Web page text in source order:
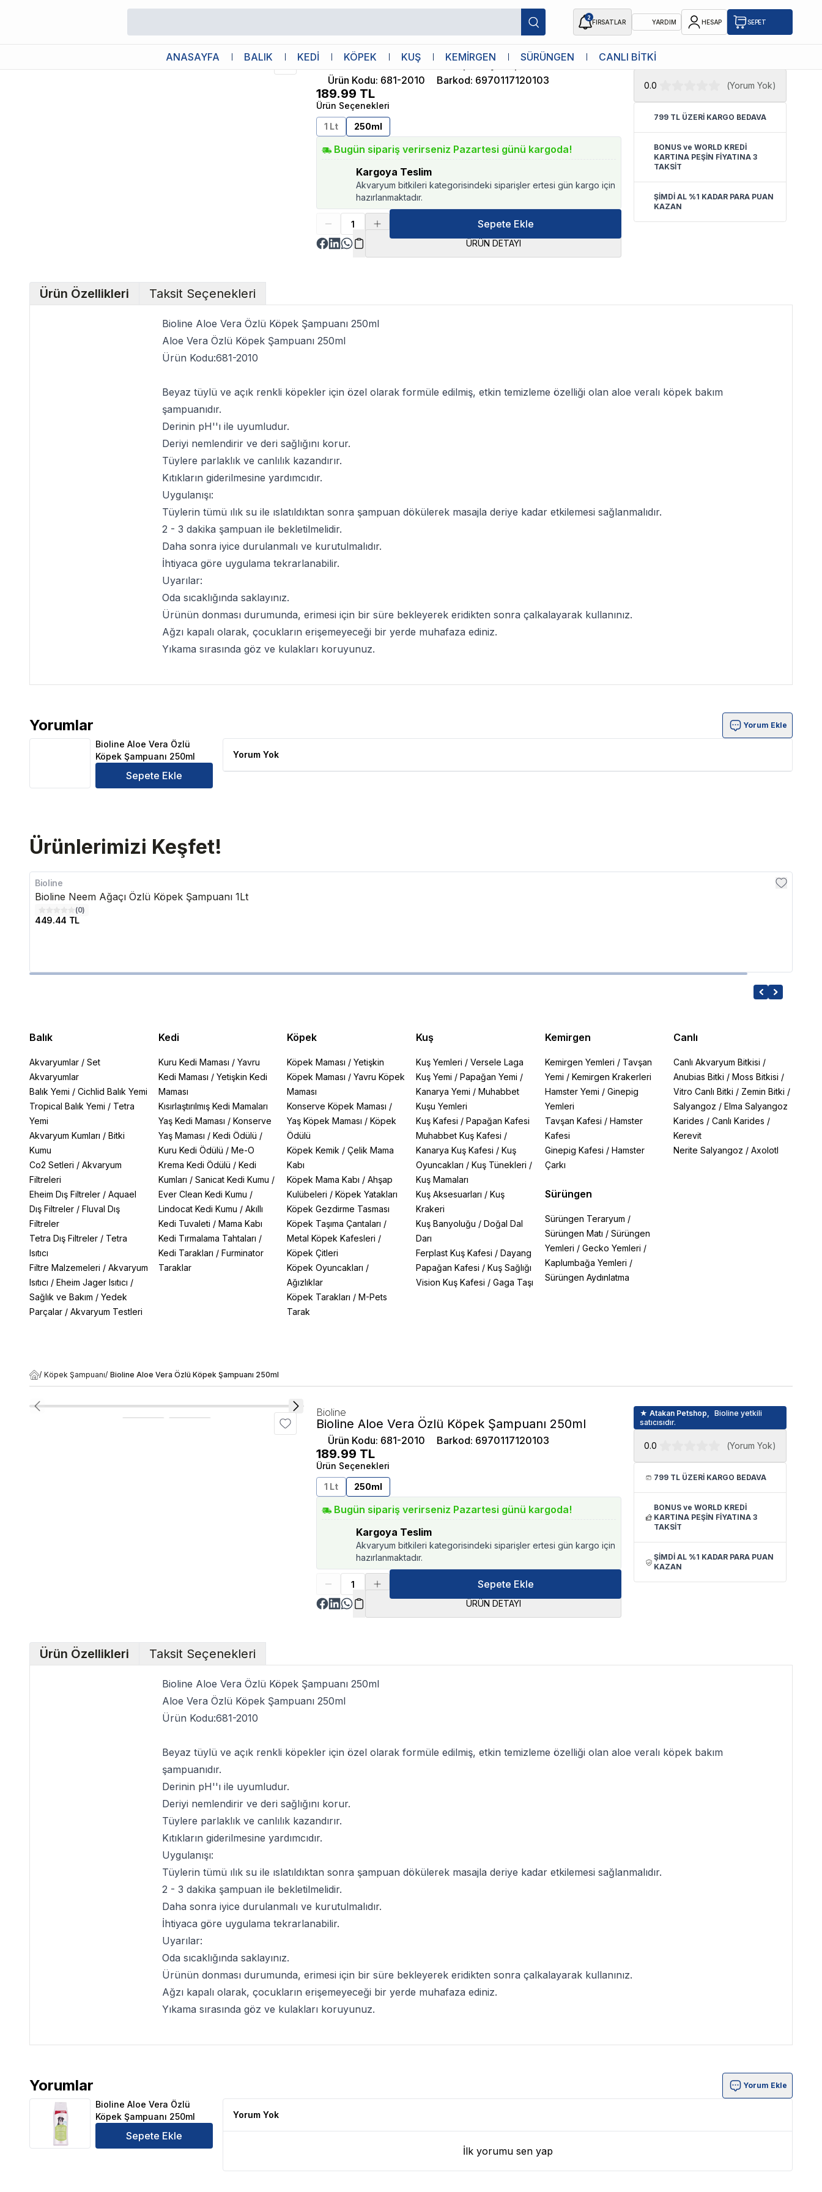
2
FIRSATLAR YARDIM HESAP SEPET
ANASAYFA BALIK KEDİ KÖPEK KUŞ KEMİRGEN SÜRÜNGEN CANLI BİTKİ
Bioline
Bioline Aloe Vera Özlü Köpek Şampuanı 250ml
Ürün Kodu: 681-2010 Barkod: 6970117120103
189.99 TL
Ürün Seçenekleri
1 Lt
250ml
Bugün sipariş verirseniz Pazartesi günü kargoda!
Kargoya Teslim
Akvaryum bitkileri kategorisindeki siparişler ertesi gün kargo için
hazırlanmaktadır.
Sepete Ekle
ÜRÜN DETAYI
★ Atakan Petshop,
satıcısıdır.
0.0 (Yorum Yok)
799 TL ÜZERİ KARGO BEDAVA
BONUS ve WORLD KREDİ
KARTINA PEŞİN FİYATINA 3
TAKSİT
ŞİMDİ AL %1 KADAR PARA PUAN
KAZAN
Ürün Özellikleri Taksit Seçenekleri
Bioline Aloe Vera Özlü Köpek Şampuanı 250ml
Aloe Vera Özlü Köpek Şampuanı 250ml
Ürün Kodu:681-2010
Beyaz tüylü ve açık renkli köpekler için özel olarak formüle edilmiş, etkin temizleme özelliği olan aloe veralı köpek bakım
şampuanıdır.
Derinin pH''ı ile uyumludur.
Deriyi nemlendirir ve deri sağlığını korur.
Tüylere parlaklık ve canlılık kazandırır.
Kıtıkların giderilmesine yardımcıdır.
Uygulanışı:
Tüylerin tümü ılık su ile ıslatıldıktan sonra şampuan dökülerek masajla deriye kadar etkilemesi sağlanmalıdır.
2 - 3 dakika şampuan ile bekletilmelidir.
Daha sonra iyice durulanmalı ve kurutulmalıdır.
İhtiyaca göre uygulama tekrarlanabilir.
Uyarılar:
Oda sıcaklığında saklayınız.
Ürünün donması durumunda, erimesi için bir süre bekleyerek eridikten sonra çalkalayarak kullanınız.
Ağzı kapalı olarak, çocukların erişemeyeceği bir yerde muhafaza ediniz.
Yıkama sırasında göz ve kulakları koruyunuz.
Yorumlar
Bioline Aloe Vera Özlü Köpek Şampuanı 250ml Ürün Yorumları
Yorum Ekle
Bioline Aloe Vera Özlü
Köpek Şampuanı 250ml
Sepete Ekle
Yorum Yok
Ürünlerimizi Keşfet!
Bioline
Bioline Neem Ağaçı Özlü Köpek Şampuanı 1Lt
(0)
449.44 TL
Balık
Akvaryumlar / Set
Akvaryumlar
Balık Yemi / Cichlid Balık Yemi
Tropical Balık Yemi / Tetra
Yemi
Akvaryum Kumları / Bitki
Kumu
Co2 Setleri / Akvaryum
Filtreleri
Eheim Dış Filtreler / Aquael
Dış Filtreler / Fluval Dış
Filtreler
Tetra Dış Filtreler / Tetra
Isıtıcı
Filtre Malzemeleri / Akvaryum
Isıtıcı / Eheim Jager Isıtıcı /
Sağlık ve Bakım / Yedek
Parçalar / Akvaryum Testleri
Kedi
Kuru Kedi Maması / Yavru
Kedi Maması / Yetişkin Kedi
Maması
Kısırlaştırılmış Kedi Mamaları
Yaş Kedi Maması / Konserve
Yaş Maması / Kedi Ödülü /
Kuru Kedi Ödülü / Me-O
Krema Kedi Ödülü / Kedi
Kumları / Sanicat Kedi Kumu /
Ever Clean Kedi Kumu /
Lindocat Kedi Kumu / Akıllı
Kedi Tuvaleti / Mama Kabı
Kedi Tırmalama Tahtaları /
Kedi Tarakları / Furminator
Taraklar
Köpek
Köpek Maması /Yetişkin
Köpek Maması /Yavru Köpek
Maması
Konserve Köpek Maması /
Yaş Köpek Maması /Köpek
Ödülü
Köpek Kemik /Çelik Mama
Kabı
Köpek Mama Kabı /Ahşap
Kulübeleri /Köpek Yatakları
Köpek Gezdirme Tasması
Köpek Taşıma Çantaları /
Metal Köpek Kafesleri /
Köpek Çitleri
Köpek Oyuncakları /
Ağızlıklar
Köpek Tarakları /M-Pets
Tarak
Kuş
Kuş Yemleri / Versele Laga
Kuş Yemi / Papağan Yemi /
Kanarya Yemi / Muhabbet
Kuşu Yemleri
Kuş Kafesi / Papağan Kafesi
Muhabbet Kuş Kafesi /
Kanarya Kuş Kafesi / Kuş
Oyuncakları / Kuş Tünekleri /
Kuş Mamaları
Kuş Aksesuarları / Kuş
Krakeri
Kuş Banyoluğu / Doğal Dal
Darı
Ferplast Kuş Kafesi / Dayang
Papağan Kafesi / Kuş Sağlığı
Vision Kuş Kafesi / Gaga Taşı
Kemirgen
Kemirgen Yemleri / Tavşan
Yemi / Kemirgen Krakerleri
Hamster Yemi / Ginepig
Yemleri
Tavşan Kafesi / Hamster
Kafesi
Ginepig Kafesi / Hamster
Çarkı
Sürüngen
Sürüngen Teraryum /
Sürüngen Matı / Sürüngen
Yemleri / Gecko Yemleri /
Kaplumbağa Yemleri /
Sürüngen Aydınlatma
Canlı
Canlı Akvaryum Bitkisi /
Anubias Bitki /Moss Bitkisi /
Vitro Canlı Bitki / Zemin Bitki /
Salyangoz /Elma Salyangoz
Karides /Canlı Karides /
Kerevit
Nerite Salyangoz /Axolotl
/ Köpek Şampuanı/ Bioline Aloe Vera Özlü Köpek Şampuanı 250ml
Bioline
Bioline Aloe Vera Özlü Köpek Şampuanı 250ml
Ürün Kodu: 681-2010 Barkod: 6970117120103
189.99 TL
Ürün Seçenekleri
1 Lt
250ml
Bugün sipariş verirseniz Pazartesi günü kargoda!
Kargoya Teslim
Akvaryum bitkileri kategorisindeki siparişler ertesi gün kargo için
hazırlanmaktadır.
Sepete Ekle
ÜRÜN DETAYI
★ Atakan Petshop,
Bioline yetkili
satıcısıdır.
0.0 (Yorum Yok)
799 TL ÜZERİ KARGO BEDAVA
BONUS ve WORLD KREDİ
KARTINA PEŞİN FİYATINA 3
TAKSİT
ŞİMDİ AL %1 KADAR PARA PUAN
KAZAN
Ürün Özellikleri Taksit Seçenekleri
Bioline Aloe Vera Özlü Köpek Şampuanı 250ml
Aloe Vera Özlü Köpek Şampuanı 250ml
Ürün Kodu:681-2010
Beyaz tüylü ve açık renkli köpekler için özel olarak formüle edilmiş, etkin temizleme özelliği olan aloe veralı köpek bakım
şampuanıdır.
Derinin pH''ı ile uyumludur.
Deriyi nemlendirir ve deri sağlığını korur.
Tüylere parlaklık ve canlılık kazandırır.
Kıtıkların giderilmesine yardımcıdır.
Uygulanışı:
Tüylerin tümü ılık su ile ıslatıldıktan sonra şampuan dökülerek masajla deriye kadar etkilemesi sağlanmalıdır.
2 - 3 dakika şampuan ile bekletilmelidir.
Daha sonra iyice durulanmalı ve kurutulmalıdır.
İhtiyaca göre uygulama tekrarlanabilir.
Uyarılar:
Oda sıcaklığında saklayınız.
Ürünün donması durumunda, erimesi için bir süre bekleyerek eridikten sonra çalkalayarak kullanınız.
Ağzı kapalı olarak, çocukların erişemeyeceği bir yerde muhafaza ediniz.
Yıkama sırasında göz ve kulakları koruyunuz.
Yorumlar
Bioline Aloe Vera Özlü Köpek Şampuanı 250ml Ürün Yorumları
Yorum Ekle
Bioline Aloe Vera Özlü
Köpek Şampuanı 250ml
Sepete Ekle
Yorum Yok
İlk yorumu sen yap